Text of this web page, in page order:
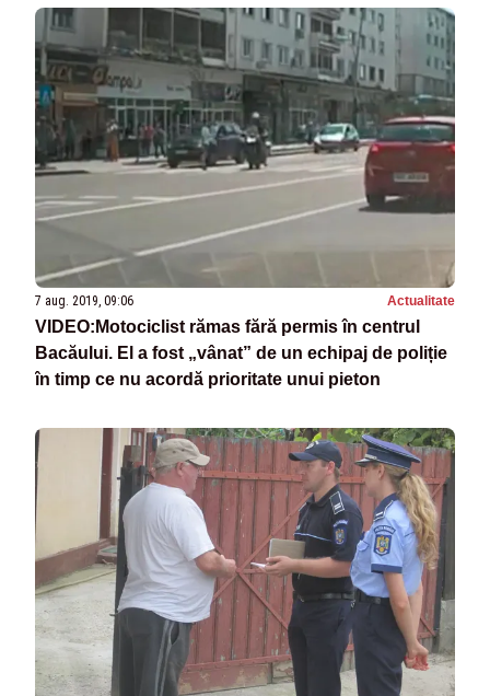
7 aug. 2019, 09:06 Actualitate
VIDEO:Motociclist rămas fără permis în centrul
Bacăului. El a fost „vânat” de un echipaj de poliție
în timp ce nu acordă prioritate unui pieton